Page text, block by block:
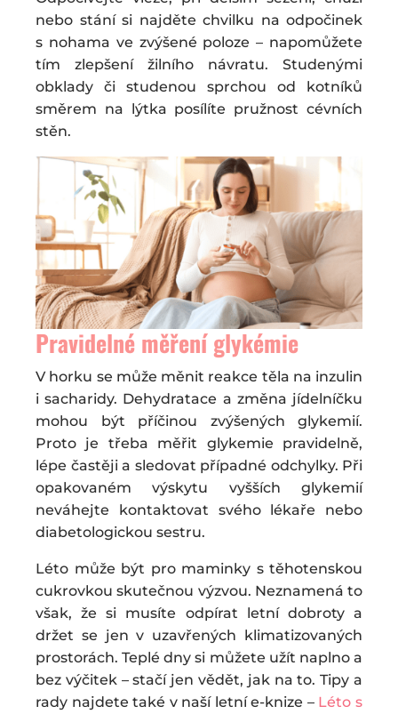
nebo stání si najděte chvilku na odpočinek
s nohama ve zvýšené poloze – napomůžete
tím zlepšení žilního návratu. Studenými
obklady či studenou sprchou od kotníků
směrem na lýtka posílíte pružnost cévních
stěn.
Pravidelné měření glykémie
V horku se může měnit reakce těla na inzulin
i sacharidy. Dehydratace a změna jídelníčku
mohou být příčinou zvýšených glykemií.
Proto je třeba měřit glykemie pravidelně,
lépe častěji a sledovat případné odchylky. Při
opakovaném výskytu vyšších glykemií
neváhejte kontaktovat svého lékaře nebo
diabetologickou sestru.
Léto může být pro maminky s těhotenskou
cukrovkou skutečnou výzvou. Neznamená to
však, že si musíte odpírat letní dobroty a
držet se jen v uzavřených klimatizovaných
prostorách. Teplé dny si můžete užít naplno a
bez výčitek – stačí jen vědět, jak na to. Tipy a
rady najdete také v naší letní e-knize –Léto s